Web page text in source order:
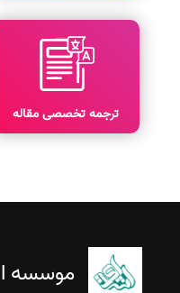
ترجمه تخصصی مقاله
موسسه